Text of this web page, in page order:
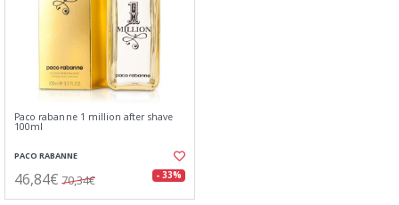
Paco rabanne 1 million after shave
100ml
PACO RABANNE
46,84€ 70,34€ - 33%